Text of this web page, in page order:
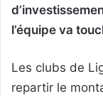
l’équipe va
Les clubs de
repartir le